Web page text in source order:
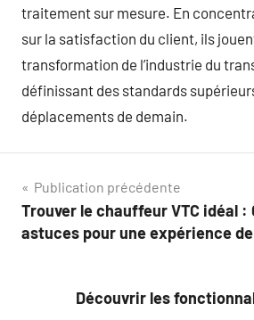
traitement sur mesure. En
sur la satisfaction du client, ils
transformation de l’industrie du
définissant des standards
déplacements de demain.
Navigation
de
Publication précédente
Trouver le chauffeur VTC idéal :
astuces pour une expérience
Découvrir les